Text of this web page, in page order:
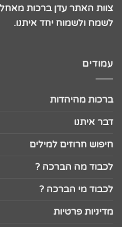
צוות האתר עדן ברכות
לשמח ולשמוח יחד איתנו.
עמודים
ברכות מהיהדות
דבר איתנו
חיפוש חרוזים למילים
לכבוד מה הברכה ?
לכבוד מי הברכה ?
מדיניות פרטיות